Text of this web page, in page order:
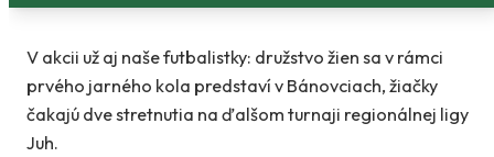
V akcii už aj naše futbalistky: družstvo žien sa v rámci
prvého jarného kola predstaví v Bánovciach, žiačky
čakajú dve stretnutia na ďalšom turnaji regionálnej ligy
Juh.